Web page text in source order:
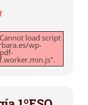
load script
wp-